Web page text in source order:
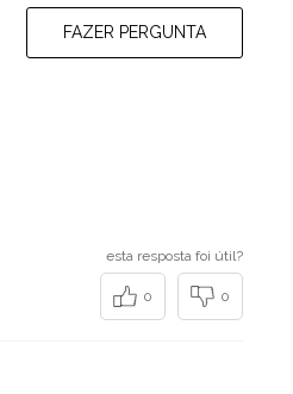
FAZER PERGUNTA
esta resposta foi útil?
0 0